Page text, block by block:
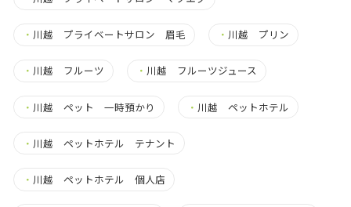
・ 川越 プライベートサロン 眉毛 ・ 川越 プリン
・ 川越 フルーツ ・ 川越 フルーツジュース
・ 川越 ペット 一時預かり ・ 川越 ペットホテル
・ 川越 ペットホテル テナント
・ 川越 ペットホテル 個人店